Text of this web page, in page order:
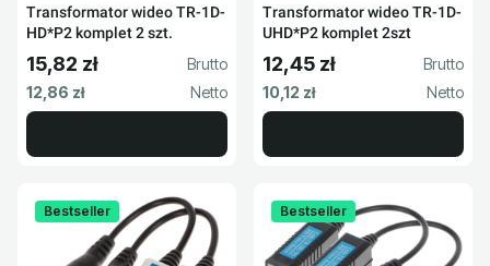
Transformator wideo TR-1D-
HD*P2 komplet 2 szt.
Cena brutto
15,82 zł
Cena netto
12,86 zł
Transformator wideo TR-1D-
UHD*P2 komplet 2szt
Cena brutto
12,45 zł
Cena netto
10,12 zł
Bestseller Bestseller